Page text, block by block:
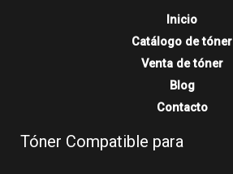
Inicio
Catálogo de tóner
Venta de tóner
Blog
Contacto
Tóner Compatible para